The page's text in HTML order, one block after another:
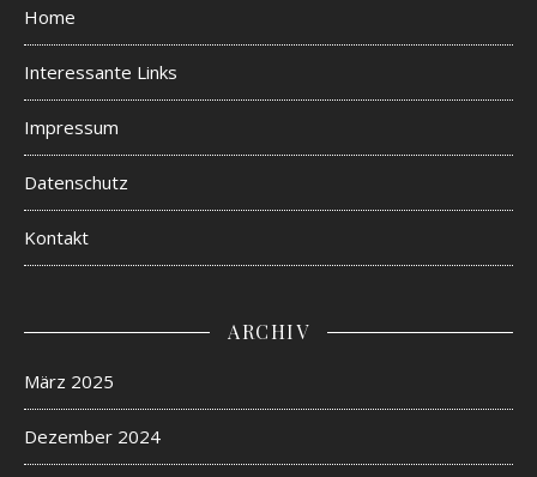
Home
Interessante Links
Impressum
Datenschutz
Kontakt
ARCHIV
März 2025
Dezember 2024